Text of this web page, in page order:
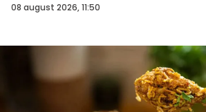
08 august 2026, 11:50